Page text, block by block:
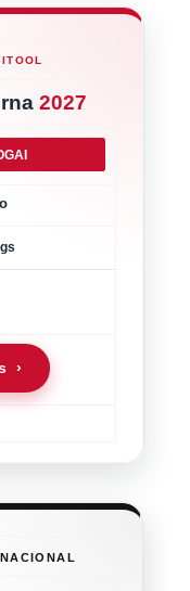
2027
›